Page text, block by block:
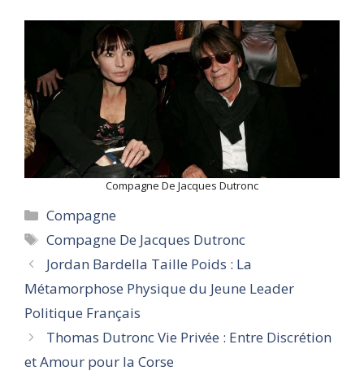
Compagne De Jacques Dutronc
Categories
Compagne
Tags
Compagne De Jacques Dutronc
Jordan Bardella Taille Poids : La
Métamorphose Physique du Jeune Leader
Politique Français
Thomas Dutronc Vie Privée : Entre Discrétion
et Amour pour la Corse